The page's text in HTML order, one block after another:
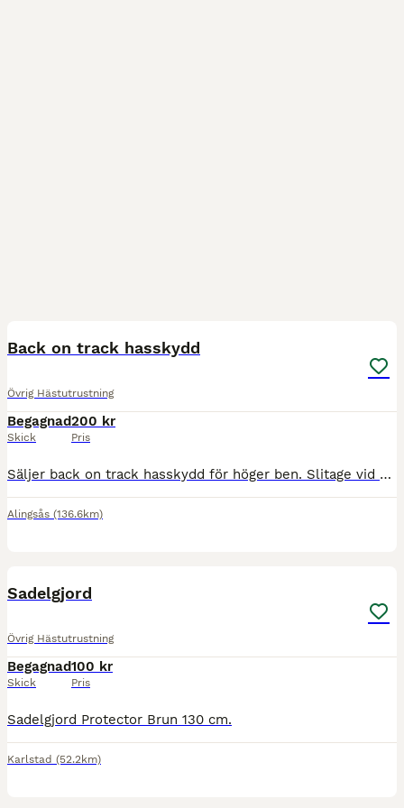
Back on track hasskydd
Övrig Hästutrustning
Begagnad
Skick
200 kr
Pris
Säljer back on track hasskydd för höger ben. Slitage vid kardborre men inget som påverkar funktionen.
Alingsås (136.6km)
Sadelgjord
Övrig Hästutrustning
Begagnad
Skick
100 kr
Pris
Sadelgjord Protector Brun 130 cm.
Karlstad (52.2km)